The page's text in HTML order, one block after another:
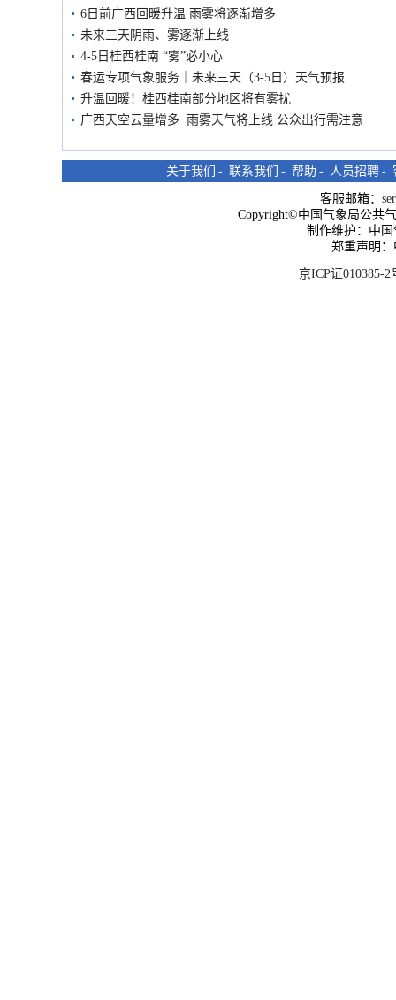
6日前广西回暖升温 雨雾将逐渐增多
未来三天阴雨、雾逐渐上线
4-5日桂西桂南 “雾”必小心
春运专项气象服务｜未来三天（3-5日）天气预报
升温回暖！桂西桂南部分地区将有雾扰
广西天空云量增多 雨雾天气将上线 公众出行需注意
关于我们 - 联系我们 - 帮助 - 人员招聘 -
客服邮箱：
Copyright©中国气象局公共
制作维护：中
郑重声明
京ICP证010385-2